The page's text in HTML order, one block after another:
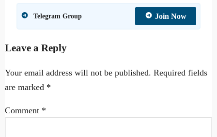
Telegram Group Join Now
Leave a Reply
Your email address will not be published. Required fields
are marked *
Comment *